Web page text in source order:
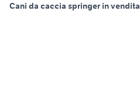
Cani da caccia springer in vendita